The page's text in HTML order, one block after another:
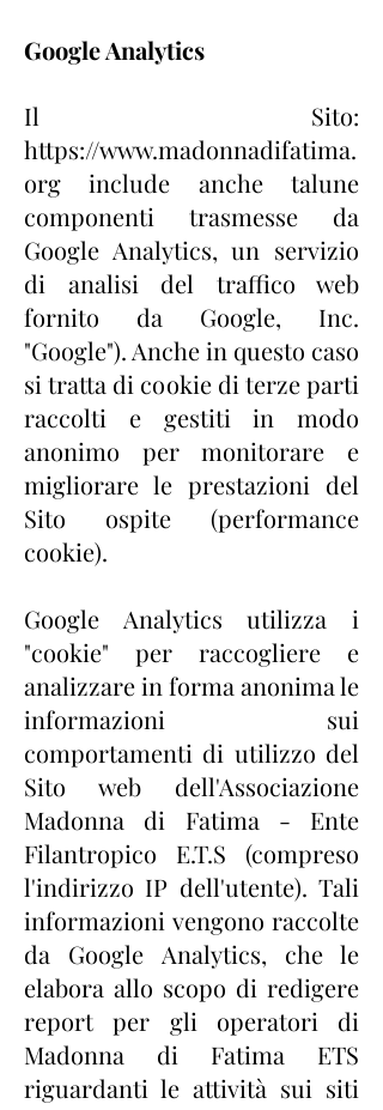
Google Analytics
Il Sito:
https://www.madonnadifatima.
org include anche talune
componenti trasmesse da
Google Analytics, un servizio
di analisi del traffico web
fornito da Google, Inc.
"Google"). Anche in questo caso
si tratta di cookie di terze parti
raccolti e gestiti in modo
anonimo per monitorare e
migliorare le prestazioni del
Sito ospite (performance
cookie).
Google Analytics utilizza i
"cookie" per raccogliere e
analizzare in forma anonima le
informazioni sui
comportamenti di utilizzo del
Sito web dell'Associazione
Madonna di Fatima - Ente
Filantropico E.T.S (compreso
l'indirizzo IP dell'utente). Tali
informazioni vengono raccolte
da Google Analytics, che le
elabora allo scopo di redigere
report per gli operatori di
Madonna di Fatima ETS
riguardanti le attività sui siti